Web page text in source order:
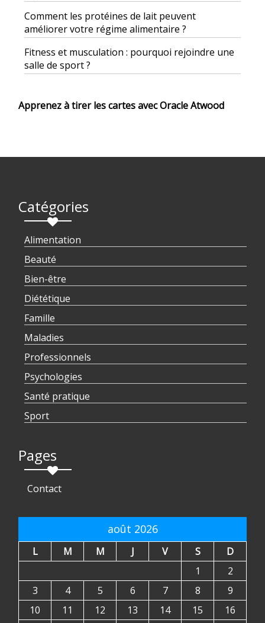
Comment les protéines de lait peuvent
améliorer votre régime alimentaire ?
Fitness et musculation : pourquoi rejoindre une
salle de sport ?
Apprenez à tirer les cartes avec Oracle Atwood
Catégories
Alimentation
Beauté
Bien-être
Diététique
Famille
Maladies
Professionnels
Psychologies
Santé pratique
Sport
Pages
Contact
août 2026
L M M J V S
D
1
2
3
4 5 6 7 8
9
10
11 12 13 14 15
16